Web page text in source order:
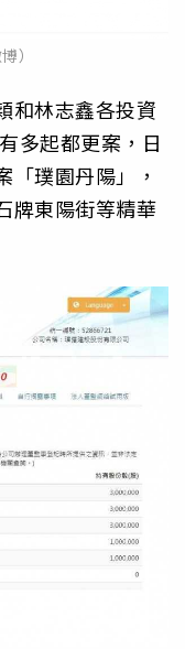
）
和林志鑫各投資
多起都更案，日
「璞園丹陽」，
牌東陽街等精華